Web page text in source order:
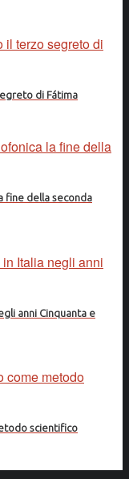
di Fátima
fine della seconda
anni Cinquanta e
scientifico